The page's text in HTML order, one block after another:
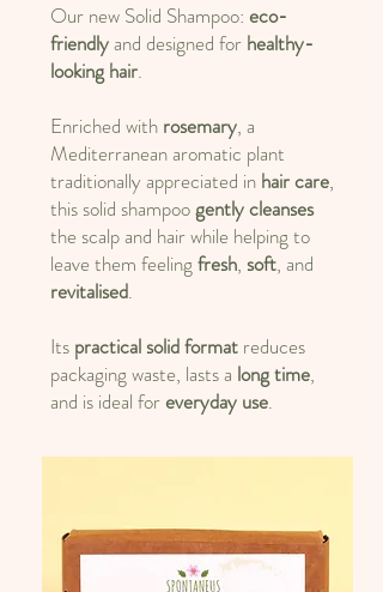
Our new Solid Shampoo: eco-
friendlyand designed for healthy-
looking hair.
Enriched with rosemary, a
Mediterranean aromatic plant
traditionally appreciated in hair care,
this solid shampoogently cleanses
the scalp and hair while helping to
leave them feeling fresh, soft, and
revitalised.
Its practical solid format reduces
packaging waste, lasts a long time,
and is ideal foreveryday use.